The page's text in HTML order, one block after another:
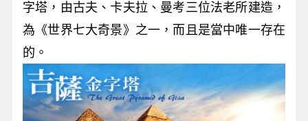
字塔，由古夫、卡夫拉、曼考三位法老所建造，
為《世界七大奇景》之一，而且是當中唯一存在
的。